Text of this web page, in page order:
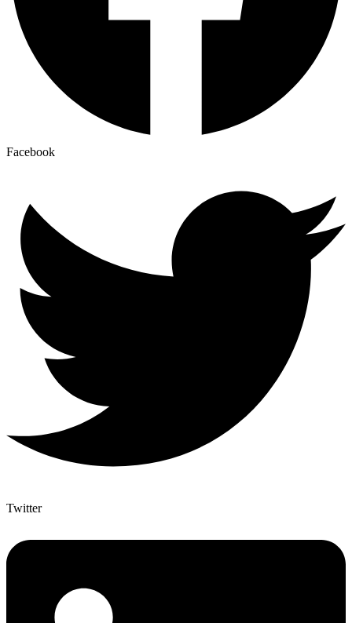
Facebook
Twitter